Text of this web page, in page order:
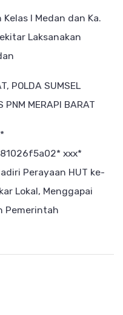
Kelas I Medan dan Ka.
Laksanakan
POLDA SUMSEL
PNM MERAPI BARAT
ххх*
Perayaan HUT ke-
Lokal, Menggapai
Pemerintah